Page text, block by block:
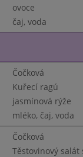
ovoce
čaj, voda
Čočková
Kuřecí ragú
jasmínová rýže
mléko, čaj, voda
Čočková
Těstovinový